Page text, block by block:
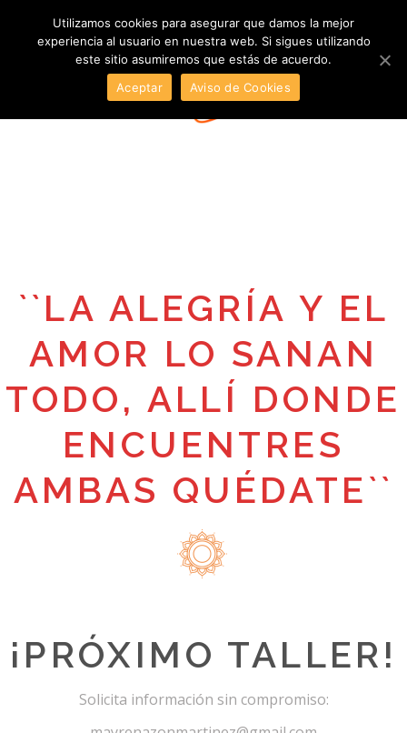
``LA ALEGRÍA Y EL
AMOR LO SANAN
TODO, ALLÍ DONDE
ENCUENTRES
AMBAS QUÉDATE``
¡PRÓXIMO TALLER!
Solicita información sin compromiso:
Utilizamos cookies para asegurar que damos la mejor
experiencia al usuario en nuestra web. Si sigues utilizando
este sitio asumiremos que estás de acuerdo.
Aceptar
Aviso de Cookies